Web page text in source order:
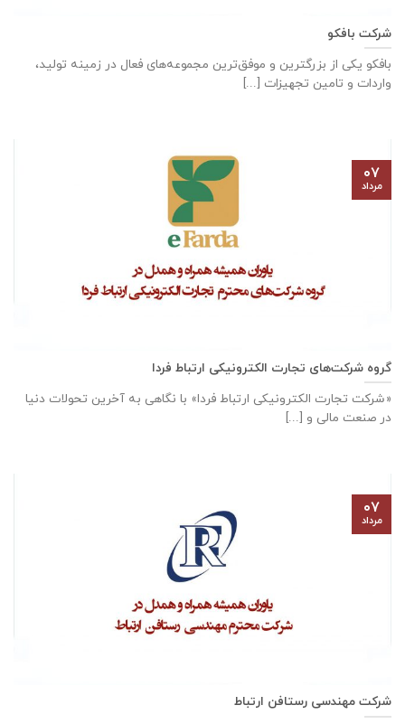
شرکت بافکو
بافکو یکی از بزرگترین و موفق‌ترین مجموعه‌های فعال در زمینه تولید،
واردات و تامین تجهیزات [...]
گروه شرکت‌های تجارت الکترونیکی ارتباط فردا
«شرکت تجارت الکترونیکی ارتباط فردا» با نگاهی به آخرین تحولات دنیا
در صنعت مالی و [...]
۰۷
مرداد
شرکت مهندسی رستافن ارتباط
۰۷
مرداد